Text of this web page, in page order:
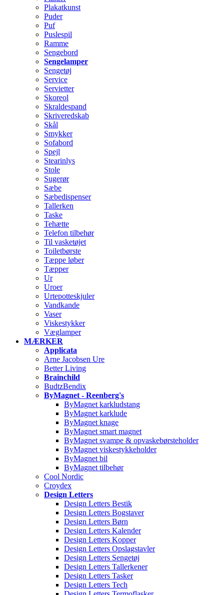
Plakatkunst
Puder
Puf
Puslespil
Ramme
Sengebord
Sengelamper
Sengetøj
Service
Servietter
Skoreol
Skraldespand
Skriveredskab
Skål
Smykker
Sofabord
Spejl
Stearinlys
Stole
Sugerør
Sæbe
Sæbedispenser
Tallerken
Taske
Tehætte
Telefon tilbehør
Til vasketøjet
Toiletbørste
Tæppe løber
Tæpper
Ur
Uroer
Urtepotteskjuler
Vandkande
Vaser
Viskestykker
Væglamper
MÆRKER
Applicata
Arne Jacobsen Ure
Better Living
Brainchild
BudtzBendix
ByMagnet - Reenberg's
ByMagnet karkludstang
ByMagnet karklude
ByMagnet knage
ByMagnet smart magnet
ByMagnet svampe & opvaskebørsteholder
ByMagnet viskestykkeholder
ByMagnet bil
ByMagnet tilbehør
Cool Nordic
Croydex
Design Letters
Design Letters Bestik
Design Letters Bogstaver
Design Letters Børn
Design Letters Kalender
Design Letters Kopper
Design Letters Opslagstavler
Design Letters Sengetøj
Design Letters Tallerkener
Design Letters Tasker
Design Letters Tech